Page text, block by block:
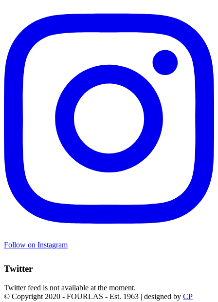
Follow on Instagram
Twitter
Twitter feed is not available at the moment.
© Copyright 2020 - FOURLAS - Est. 1963 | designed by CP